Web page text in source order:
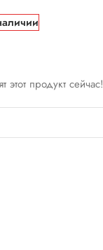
этот продукт сейчас!